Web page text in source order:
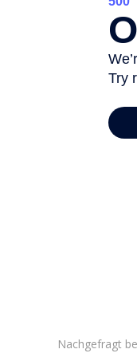
Nachgefragt